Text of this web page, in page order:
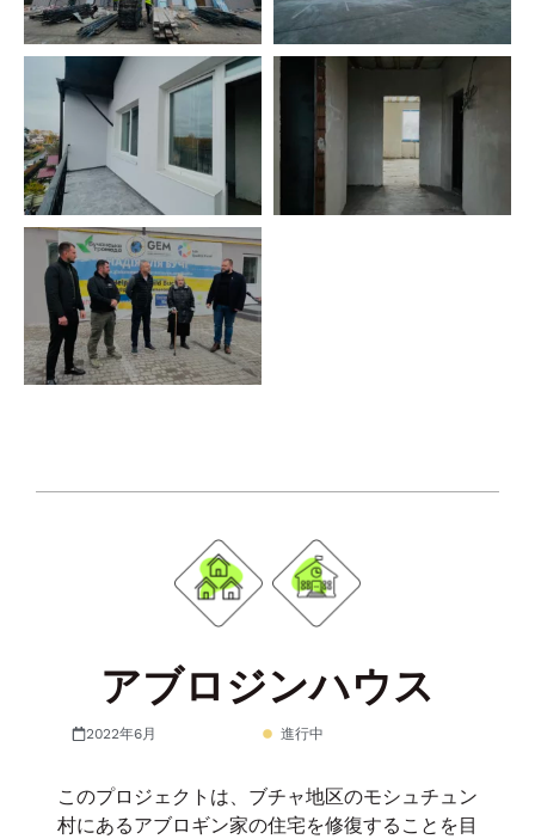
アブロジンハウス
2022年6月 進行中
このプロジェクトは、ブチャ地区のモシュチュン
村にあるアブロギン家の住宅を修復することを目